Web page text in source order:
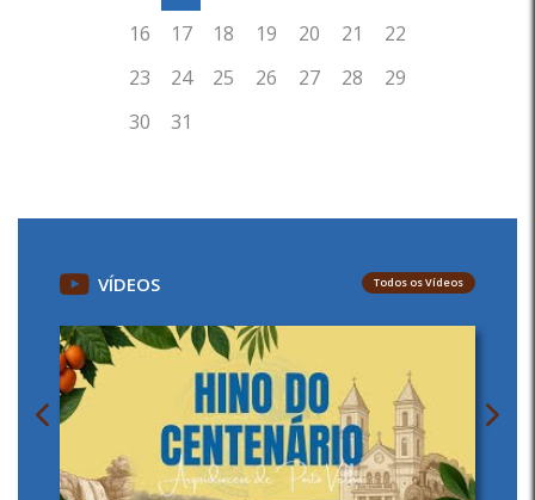
VÍDEOS Todos os Vídeos